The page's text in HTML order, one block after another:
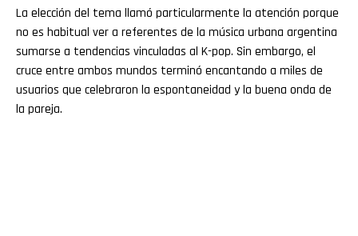
La elección del tema llamó particularmente la atención porque
no es habitual ver a referentes de la música urbana argentina
sumarse a tendencias vinculadas al K-pop. Sin embargo, el
cruce entre ambos mundos terminó encantando a miles de
usuarios que celebraron la espontaneidad y la buena onda de
la pareja.